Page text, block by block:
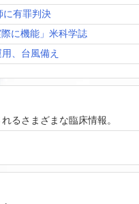
に有罪判決
に機能」米科学誌
、台風備え
るさまざまな臨床情報。